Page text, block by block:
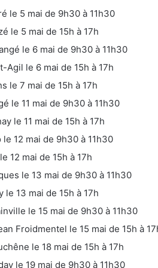
le 5 mai de 9h30 à 11h30
le 5 mai de 15h à 17h
le 6 mai de 9h30 à 11h30
Agil le 6 mai de 15h à 17h
le 7 mai de 15h à 17h
le 11 mai de 9h30 à 11h30
le 11 mai de 15h à 17h
le 12 mai de 9h30 à 11h30
12 mai de 15h à 17h
le 13 mai de 9h30 à 11h30
le 13 mai de 15h à 17h
le 15 mai de 9h30 à 11h30
Froidmentel le 15 mai de 15h à
le 18 mai de 15h à 17h
le 19 mai de 9h30 à 11h30